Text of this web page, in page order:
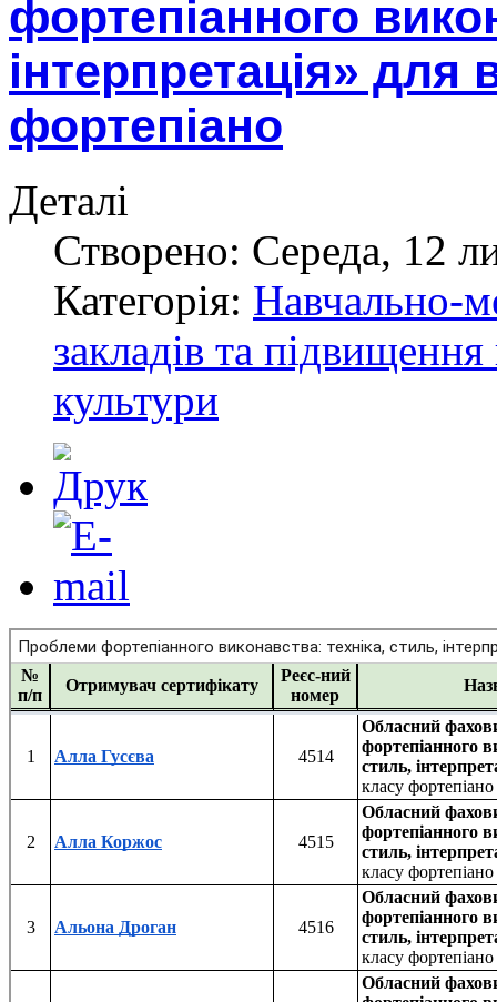
фортепіанного
інтерпретація» для
фортепіано
Деталі
Створено: Середа, 12
Категорія: Навчально-
закладів та підвищення
культури